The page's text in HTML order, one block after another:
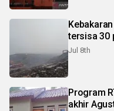
tersisa 30
Jul 8th
Program
akhir